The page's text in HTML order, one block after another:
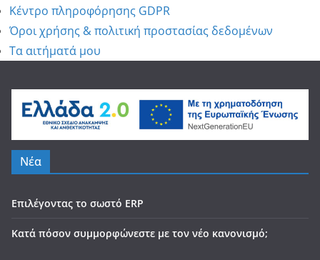
Κέντρο πληροφόρησης GDPR
Όροι χρήσης & πολιτική προστασίας δεδομένων
Τα αιτήματά μου
Νέα
Επιλέγοντας το σωστό ERP
Κατά πόσον συμμορφώνεστε με τον νέο κανονισμό;